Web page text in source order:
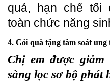
quả, hạn chế tối
toàn chức năng
4. Gói quà tặng tầm soát
Chị em được
sàng lọc sơ bộ phát